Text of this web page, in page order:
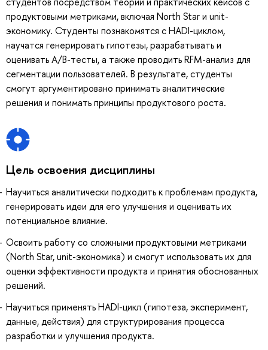
продуктовыми метриками, включая North Star и unit-
экономику. Студенты познакомятся с HADI-циклом,
научатся генерировать гипотезы, разрабатывать и
оценивать A/B-тесты, а также проводить RFM-анализ для
сегментации пользователей. В результате, студенты
смогут аргументировано принимать аналитические
решения и понимать принципы продуктового роста.
Цель освоения дисциплины
Научиться аналитически подходить к проблемам продукта,
генерировать идеи для его улучшения и оценивать их
потенциальное влияние.
Освоить работу со сложными продуктовыми метриками
(North Star, unit-экономика) и смогут использовать их для
оценки эффективности продукта и принятия обоснованных
решений.
Научиться применять HADI-цикл (гипотеза, эксперимент,
данные, действия) для структурирования процесса
разработки и улучшения продукта.